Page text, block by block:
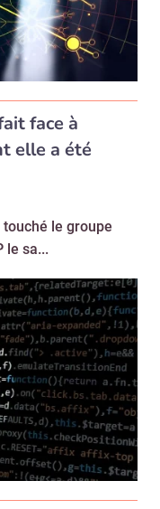
face à
elle a été
le groupe
le sa...